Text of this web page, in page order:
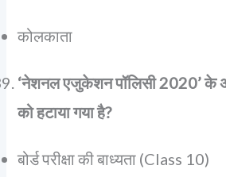
कोलकाता
‘नेशनल एजुकेशन पॉलिसी 2020’ के
को हटाया गया है?
बोर्ड परीक्षा की बाध्यता (Class 10)